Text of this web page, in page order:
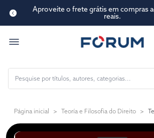
Aproveite o frete grátis em compras
reais.
Página inicial > Teoría e Filosofia do Direito >